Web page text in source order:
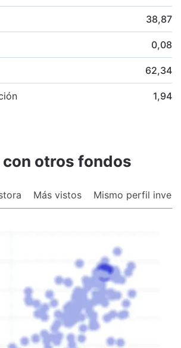
38,87
0,08
62,34
1,94
otros fondos
Más vistos Mismo perfil